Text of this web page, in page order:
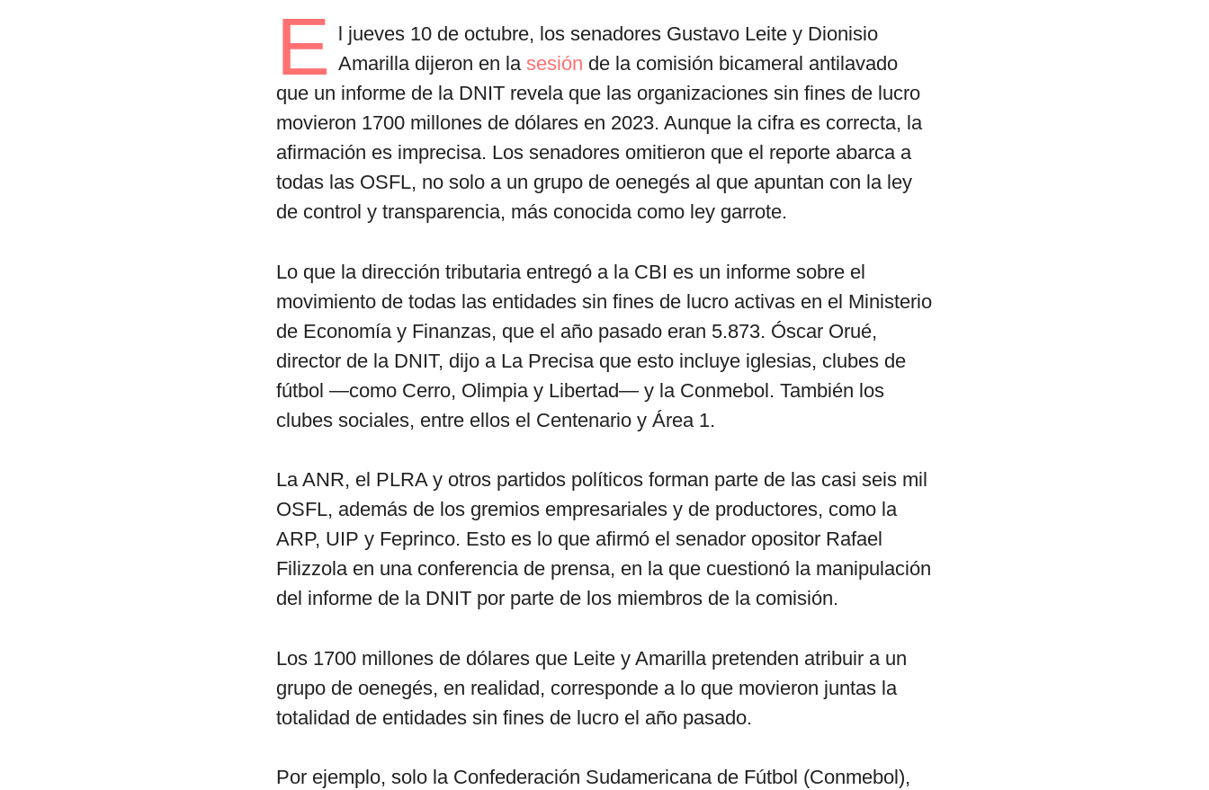
E l jueves 10 de octubre, los senadores Gustavo Leite y Dionisio
Amarilla dijeron en la sesión de la comisión bicameral antilavado
que un informe de la DNIT revela que las organizaciones sin fines de lucro
movieron 1700 millones de dólares en 2023. Aunque la cifra es correcta, la
afirmación es imprecisa. Los senadores omitieron que el reporte abarca a
todas las OSFL, no solo a un grupo de oenegés al que apuntan con la ley
de control y transparencia, más conocida como ley garrote.
Lo que la dirección tributaria entregó a la CBI es un informe sobre el
movimiento de todas las entidades sin fines de lucro activas en el Ministerio
de Economía y Finanzas, que el año pasado eran 5.873. Óscar Orué,
director de la DNIT, dijo a La Precisa que esto incluye iglesias, clubes de
fútbol ―como Cerro, Olimpia y Libertad― y la Conmebol. También los
clubes sociales, entre ellos el Centenario y Área 1.
La ANR, el PLRA y otros partidos políticos forman parte de las casi seis mil
OSFL, además de los gremios empresariales y de productores, como la
ARP, UIP y Feprinco. Esto es lo que afirmó el senador opositor Rafael
Filizzola en una conferencia de prensa, en la que cuestionó la manipulación
del informe de la DNIT por parte de los miembros de la comisión.
Los 1700 millones de dólares que Leite y Amarilla pretenden atribuir a un
grupo de oenegés, en realidad, corresponde a lo que movieron juntas la
totalidad de entidades sin fines de lucro el año pasado.
Por ejemplo, solo la Confederación Sudamericana de Fútbol (Conmebol),